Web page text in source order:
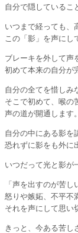
自分で隠しているこ
いつまで経っても、
この「影」を声にし
ブレーキを外して声
初めて本来の自分が
自分の全てを惜しみ
そこで初めて、喉の
声の道が開通します。
自分の中にある影を
恐れずに影をも外に
いつだって光と影が
「声を出すのが苦し
怒りや嫉妬、不平不
それを声にして思い
きっと、今ある苦し